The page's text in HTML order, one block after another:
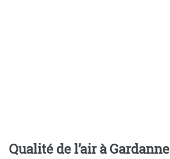
Qualité de l’air à Gardanne